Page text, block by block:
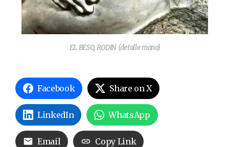
EL BESO, RODIN (detalle mano)
Facebook Share on X
LinkedIn WhatsApp
Email Copy Link